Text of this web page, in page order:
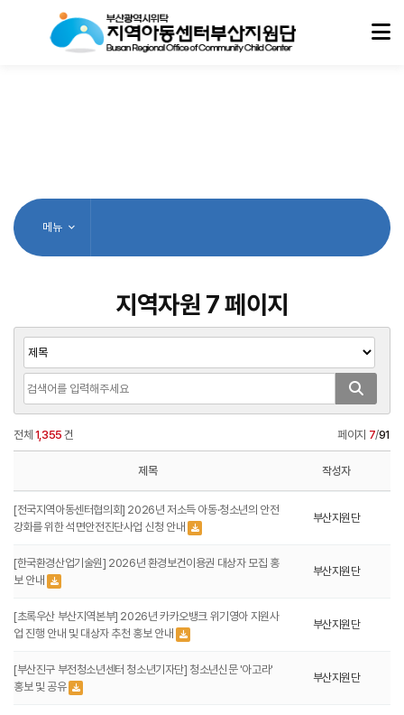
메뉴
지역자원 7 페이지
전체 1,355 건 페이지 7/91
제목 작성자
[전국지역아동센터협의회] 2026년 저소득 아동·청소년의 안전
강화를 위한 석면안전진단사업 신청 안내
부산지원단
[한국환경산업기술원] 2026년 환경보건이용권 대상자 모집 홍
보 안내
부산지원단
[초록우산 부산지역본부] 2026년 카카오뱅크 위기영아 지원사
업 진행 안내 및 대상자 추천 홍보 안내
부산지원단
[부산진구 부전청소년센터 청소년기자단] 청소년신문 '아고라'
홍보 및 공유
부산지원단